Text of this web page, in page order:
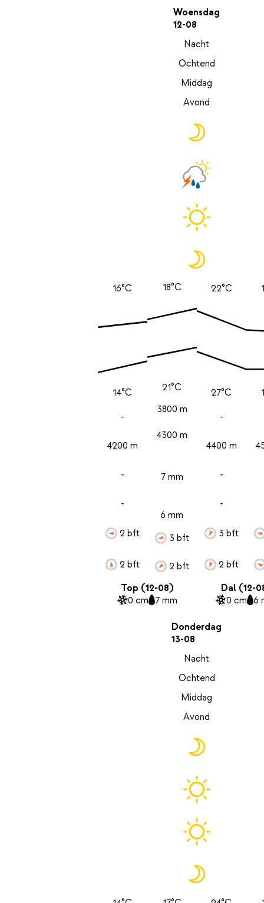
Woensdag
12-08
Nacht
Ochtend
Middag
Avond
16°C
14°C
-
4200 m
-
-
2 bft
2 bft
18°C
21°C
3800 m
4300 m
7 mm
6 mm
3 bft
2 bft
22°C
27°C
-
4400 m
-
-
3 bft
2 bft
Top (12-08)
0 cm 7 mm
Dal (12-
0 cm 6
Donderdag
13-08
Nacht
Ochtend
Middag
Avond